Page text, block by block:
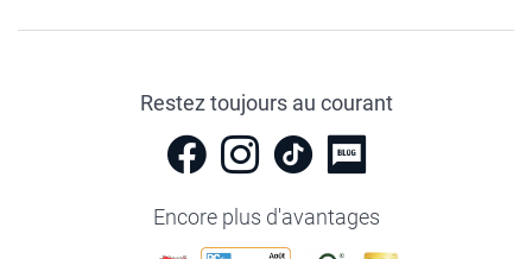
Restez toujours au courant
Encore plus d'avantages